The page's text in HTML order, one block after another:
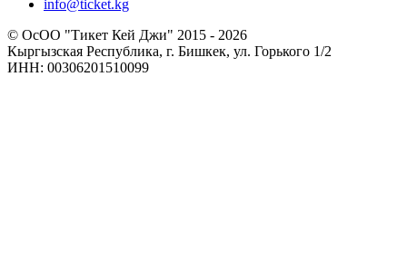
info@ticket.kg
© ОсОО "Тикет Кей Джи" 2015 - 2026
Кыргызская Республика, г. Бишкек, ул. Горького 1/2
ИНН: 00306201510099